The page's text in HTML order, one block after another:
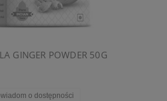
GINGER POWDER 50G
o dostępności